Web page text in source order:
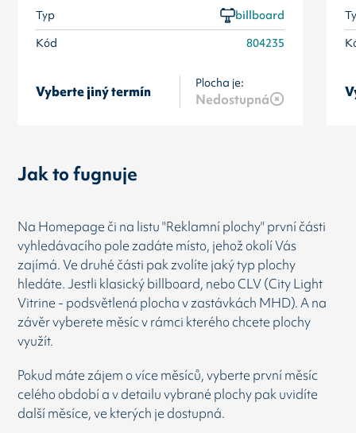
Typ
billboard
Kód
804235
Vyberte jiný termín
Plocha je:
Nedostupná
Jak to fugnuje
Na Homepage či na listu "Reklamní plochy" první části
vyhledávacího pole zadáte místo, jehož okolí Vás
zajímá. Ve druhé části pak zvolíte jaký typ plochy
hledáte. Jestli klasický billboard, nebo CLV (City Light
Vitrine - podsvětlená plocha v zastávkách MHD). A na
závěr vyberete měsíc v rámci kterého chcete plochy
využít.
Pokud máte zájem o více měsíců, vyberte první měsíc
celého období a v detailu vybrané plochy pak uvidíte
další měsíce, ve kterých je dostupná.